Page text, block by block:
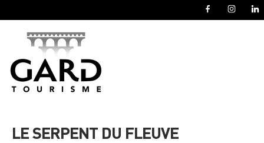
LE SERPENT DU FLEUVE